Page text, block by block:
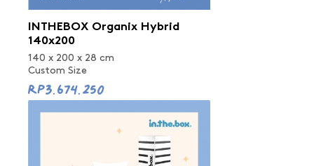
INTHEBOX Organix Hybrid
140x200
140 x 200 x 28 cm
Custom Size
Rp3.674.250